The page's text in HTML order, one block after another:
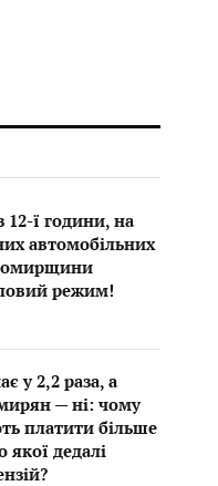
ї години, на
автомобільних
режим!
у 2,2 раза, а
— ні: чому
платити більше
якої дедалі